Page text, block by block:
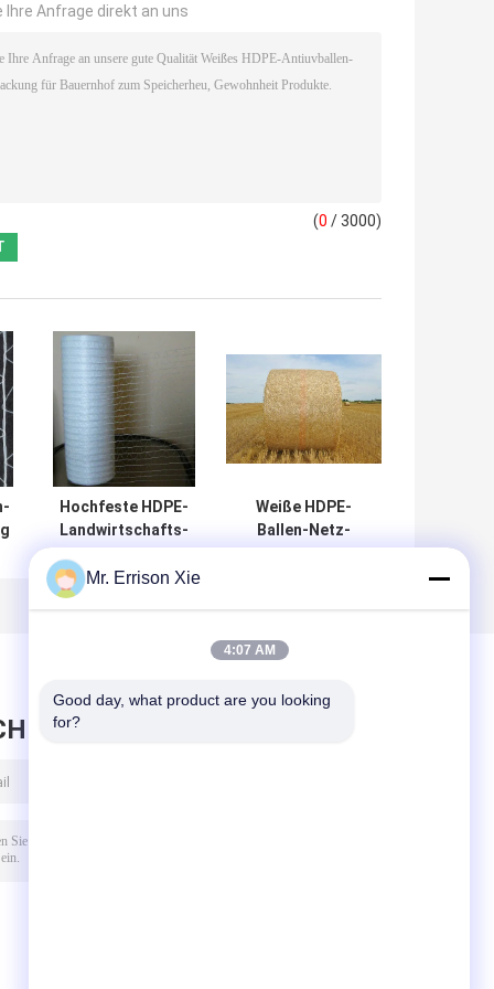
Ihre Anfrage direkt an uns
(0 / 3000)
Hochfeste HDPE-
Landwirtschafts-
Ballen-Paletten-
Netz-Verpackung
für Speicherheu
Weiße HDPE-
Ballen-Netz-
Verpackung mit
HINTERLASSEN
Mr. Errison Xie
4:07 AM
Good day, what product are you looking
for?